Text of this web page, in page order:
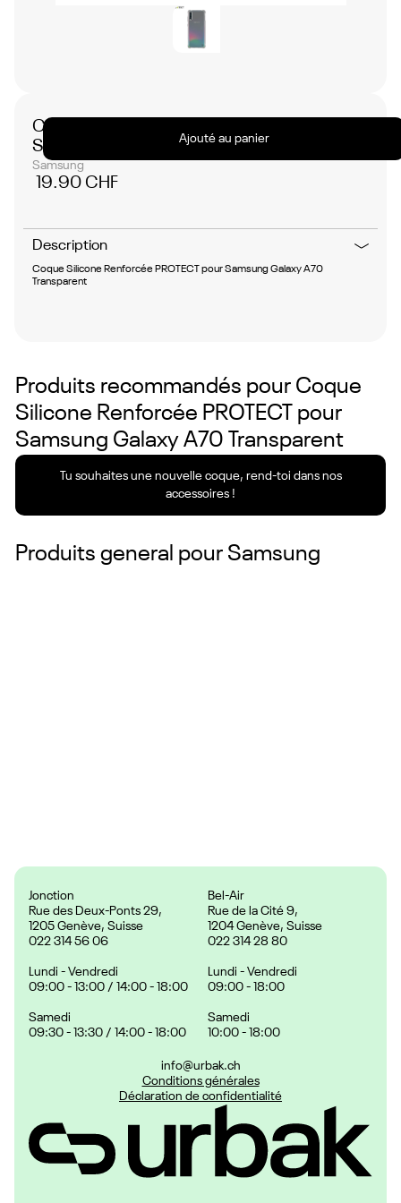
Coque Silicone Renforcée PROTECT pour
Samsung Galaxy A70 Transparent
Samsung
19.90 CHF
Description
Coque Silicone Renforcée PROTECT pour Samsung Galaxy A70
Transparent
Ajouté au panier
Produits recommandés pour Coque
Silicone Renforcée PROTECT pour
Samsung Galaxy A70 Transparent
Tu souhaites une nouvelle coque, rend-toi dans nos
accessoires !
Produits general pour Samsung
Jonction
Rue des Deux-Ponts 29,
1205 Genève, Suisse
022 314 56 06
Lundi - Vendredi
09:00 - 13:00 / 14:00 - 18:00
Samedi
09:30 - 13:30 / 14:00 - 18:00
Bel-Air
Rue de la Cité 9,
1204 Genève, Suisse
022 314 28 80
Lundi - Vendredi
09:00 - 18:00
Samedi
10:00 - 18:00
info@urbak.ch
Conditions générales
Déclaration de confidentialité